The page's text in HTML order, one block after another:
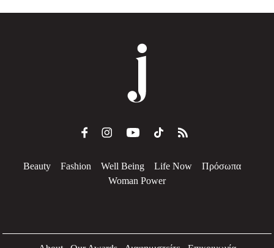
Beauty Fashion Well Being Life Now
Πρόσωπα
Woman Power